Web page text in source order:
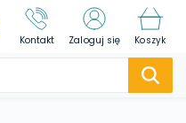
Kontakt Zaloguj się Koszyk